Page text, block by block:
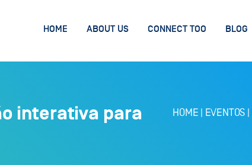
HOME ABOUT US CONNECT TOO BLOG
interativa para
HOME | EVENTOS |